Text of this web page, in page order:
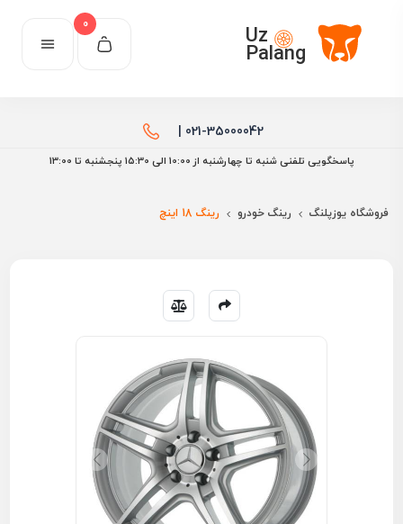
Uz
Palang
0
021-35000042 |
پاسخگویی تلفنی شنبه تا چهارشنبه از 10:00 الی ۱۵:30 پنجشنبه تا 13:00
فروشگاه یوزپلنگ رینگ خودرو رینگ 18 اینچ